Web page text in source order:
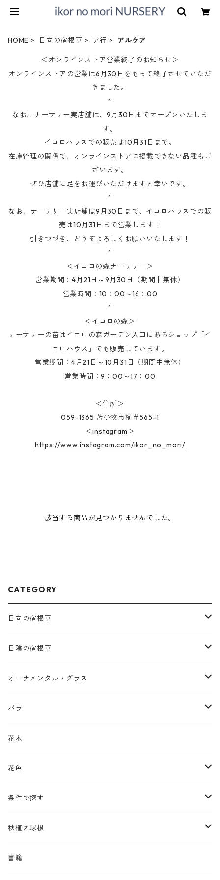
HOME 日向の宿根草 ア行 アルケア
＜オンラインストア営業終了のお知らせ＞
オンラインストアの営業は6月30日をもって終了させていただ
きました。
*
なお、ナーサリー実店舗は、9月30日までオープンいたしま
す。
イコロハウスでの販売は10月31日まで。
在庫管理の関係で、オンラインストアに掲載できない品種もご
ざいます。
ぜひ店舗に足をお運びいただけますと幸いです。
*
なお、ナーサリー実店舗は9月30日まで、イコロハウスでの販
売は10月31日まで営業します！
引きつづき、どうぞよろしくお願いいたします！
*
＜イコロの森ナーサリー＞
営業期間：4月21日～9月30日（期間中無休）
営業時間：10：00～16：00
*
＜イコロの森＞
ナーサリーの苗はイコロの森ガーデン入口にあるショップ「イ
コロハウス」でも販売しています。
営業期間：4月21日～10月31日（期間中無休）
営業時間：9：00～17：00
＜住所＞
059-1365 苫小牧市植苗565-1
＜instagram＞
https://www.instagram.com/ikor_no_mori/
該当する商品が見つかりませんでした。
CATEGORY
日向の宿根草
ア行
アガパンツス
アキレア
アストランティア
アデノフォラ
カ行
カラミンタ
カルタ
クランベ
サ行
サルウィア
サングイソルバ
タ行
タナケツム
タリクトルム
ナ行
ネペタ
ハ行
パエオニア
バプティシア
マ行
ムクゲニア
ラ行
日陰の宿根草
ア行
アクタエア
アコニツム
アルンクス
カ行
ギボウシ
キレンゲショウマ
タ行
ティアレラ
ドイツスズラン
ハ行
ブルネラ
プルモナリア
マ行
メルテンシア
ラ行
ランプロカプノス
シダ類
オーナメンタル・グラス
ア行
エリムス
カ行
カスマンティウム
カレクス
サ行
スティパ
セスレリア
タ行
デスカンプシア
ハ行
ハコネクロア
マ行
バラ
原種類
ハマナシの交配種（HRg）
ランブラー
クライマー
半つる
花木
花色
黒
青
緑
条件で探す
蜜源植物
グランドカバーにも良い植物
秋植え球根
アリウム
書籍